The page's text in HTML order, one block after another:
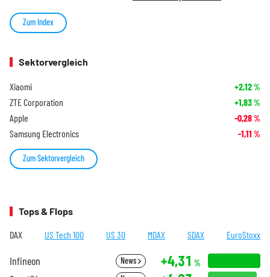
Zum Index
Sektorvergleich
Xiaomi +2,12%
ZTE Corporation +1,83%
Apple -0,28%
Samsung Electronics -1,11 %
Zum Sektorvergleich
Tops & Flops
DAX US Tech 100 US 30 MDAX SDAX EuroStoxx
Infineon News +4,31 %